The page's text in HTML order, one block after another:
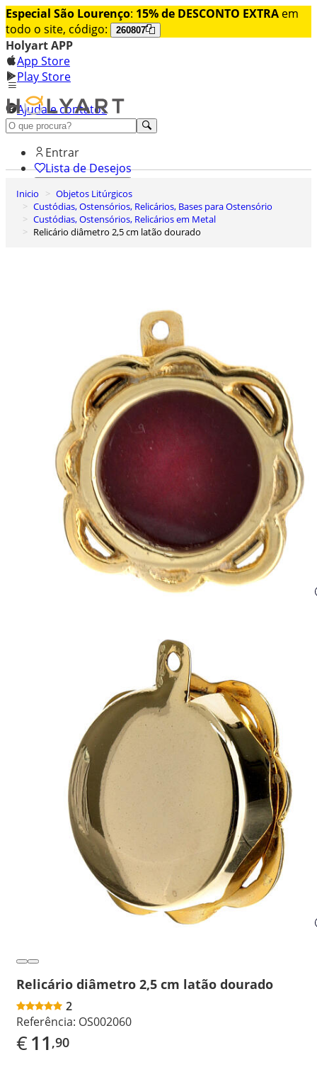
Especial São Lourenço: 15% de DESCONTO EXTRA em
todo o site, código:
260807
Holyart APP
App Store
Play Store
Ajuda e contatos
Conheça premium
Entrar
Lista de Desejos
0
Carrinho de Compras
Inicio
Objetos Litúrgicos
Custódias, Ostensórios, Relicários, Bases para Ostensório
Custódias, Ostensórios, Relicários em Metal
Relicário diâmetro 2,5 cm latão dourado
Relicário diâmetro 2,5 cm latão dourado
2
Referência: OS002060
€11 ,90